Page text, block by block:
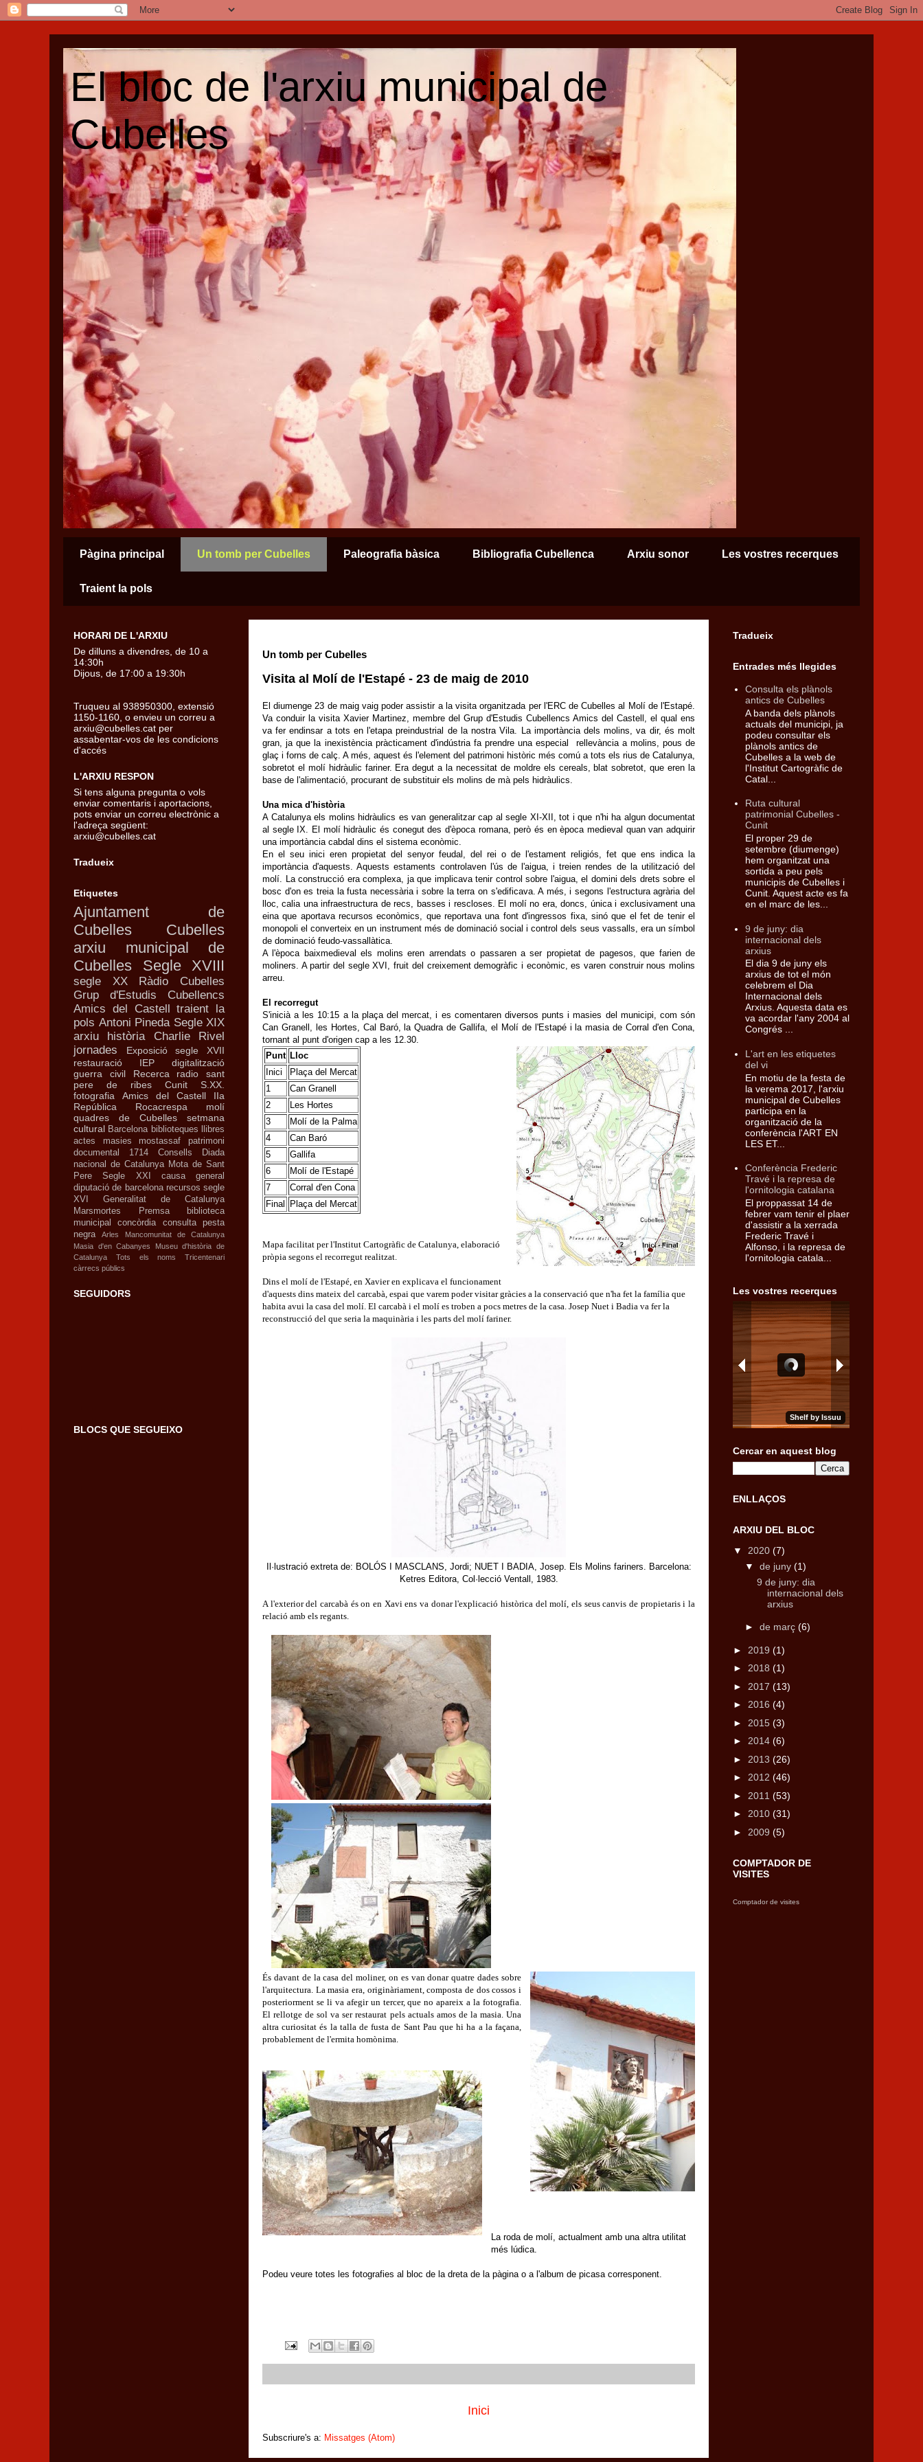
El bloc de l'arxiu municipal de
Cubelles
Pàgina principal Un tomb per Cubelles Paleografia bàsica Bibliografia Cubellenca Arxiu sonor Les vostres recerques
Traient la pols
Un tomb per Cubelles
Visita al Molí de l'Estapé - 23 de maig de 2010
El diumenge 23 de maig vaig poder assistir a la visita organitzada per l'ERC de Cubelles al Molí de l'Estapé.
Va conduir la visita Xavier Martinez, membre del Grup d'Estudis Cubellencs Amics del Castell, el qual ens
va fer endinsar a tots en l'etapa preindustrial de la nostra Vila. La importància dels molins, va dir, és molt
gran, ja que la inexistència pràcticament d'indústria fa prendre una especial rellevància a molins, pous de
glaç i forns de calç. A més, aquest és l'element del patrimoni històric més comú a tots els rius de Catalunya,
sobretot el molí hidràulic fariner. Era degut a la necessitat de moldre els cereals, blat sobretot, que eren la
base de l'alimentació, procurant de substituir els molins de mà pels hidràulics.
Una mica d'història
A Catalunya els molins hidràulics es van generalitzar cap al segle XI-XII, tot i que n'hi ha algun documentat
al segle IX. El molí hidràulic és conegut des d'època romana, però és en època medieval quan van adquirir
una importància cabdal dins el sistema econòmic.
En el seu inici eren propietat del senyor feudal, del rei o de l'estament religiós, fet que ens indica la
importància d'aquests. Aquests estaments controlaven l'ús de l'aigua, i treien rendes de la utilització del
molí. La construcció era complexa, ja que implicava tenir control sobre l'aigua, el domini dels drets sobre el
bosc d'on es treia la fusta necessària i sobre la terra on s'edificava. A més, i segons l'estructura agrària del
lloc, calia una infraestructura de recs, basses i rescloses. El molí no era, doncs, única i exclusivament una
eina que aportava recursos econòmics, que reportava una font d'ingressos fixa, sinó que el fet de tenir el
monopoli el converteix en un instrument més de dominació social i control dels seus vassalls, era un símbol
de dominació feudo-vassallàtica.
A l'època baixmedieval els molins eren arrendats o passaren a ser propietat de pagesos, que farien de
moliners. A partir del segle XVI, fruit del creixement demogràfic i econòmic, es varen construir nous molins
arreu.
El recorregut
S'inicià a les 10:15 a la plaça del mercat, i es comentaren diversos punts i masies del municipi, com són
Can Granell, les Hortes, Cal Baró, la Quadra de Gallifa, el Molí de l'Estapé i la masia de Corral d'en Cona,
tornant al punt d'origen cap a les 12.30.
Punt Lloc
Inici
Plaça del Mercat
1
Can Granell
2
Les Hortes
3
Molí de la Palma
4
Can Baró
5
Gallifa
6
Molí de l'Estapé
7
Corral d'en Cona
Final
Plaça del Mercat
Mapa facilitat per l'Institut Cartogràfic de Catalunya, elaboració
pròpia segons el recorregut realitzat.
Dins el molí de l'Estapé, en Xavier en explicava el funcionament
d'aquests dins mateix del carcabà, espai que varem poder visitar gràcies a la conservació que n'ha fet la família que
habita avui la casa del molí. El carcabà i el molí es troben a pocs metres de la casa. Josep Nuet i Badia va fer la
reconstrucció del que seria la maquinària i les parts del molí fariner.
Il·lustració extreta de: BOLÓS I MASCLANS, Jordi; NUET I BADIA, Josep. Els Molins fariners. Barcelona:
Ketres Editora, Col·lecció Ventall, 1983.
A l'exterior del carcabà és on en Xavi ens va donar l'explicació històrica del molí, els seus canvis de propietaris i la
relació amb els regants.
És davant de la casa del moliner, on es van donar quatre dades sobre
l'arquitectura. La masia era, originàriament, composta de dos cossos i
posteriorment se li va afegir un tercer, que no apareix a la fotografia.
El rellotge de sol va ser restaurat pels actuals amos de la masia. Una
altra curiositat és la talla de fusta de Sant Pau que hi ha a la façana,
probablement de l'ermita homònima.
La roda de molí, actualment amb una altra utilitat
més lúdica.
Podeu veure totes les fotografies al bloc de la dreta de la pàgina o a l'album de picasa corresponent.
Inici
Subscriure's a: Missatges (Atom)
HORARI DE L'ARXIU
De dilluns a divendres, de 10 a
14:30h
Dijous, de 17:00 a 19:30h
Truqueu al 938950300, extensió
1150-1160, o envieu un correu a
arxiu@cubelles.cat per
assabentar-vos de les condicions
d'accés
L'ARXIU RESPON
Si tens alguna pregunta o vols
enviar comentaris i aportacions,
pots enviar un correu electrònic a
l'adreça següent:
arxiu@cubelles.cat
Tradueix
Etiquetes
Ajuntament de
Cubelles
Cubelles
arxiu municipal de
Cubelles
Segle XVIII
segle XX
Ràdio Cubelles
Grup d'Estudis Cubellencs
Amics del Castell traient la
pols Antoni Pineda Segle XIX
arxiu
història
Charlie Rivel
jornades
Exposició
segle XVII
restauració
IEP
digitalització
guerra civil
Recerca radio
sant
pere de ribes
Cunit
S.XX.
fotografia
Amics del Castell
IIa
República
Rocacrespa
molí
quadres de Cubelles
setmana
cultural Barcelona biblioteques
llibres
actes
masies mostassaf
patrimoni
documental
1714 Consells
Diada
nacional de Catalunya Mota de Sant
Pere
Segle XXI
causa general
diputació de barcelona recursos segle
XVI
Generalitat de Catalunya
Marsmortes
Premsa
biblioteca
municipal
concòrdia consulta
pesta
negra
Arles
Mancomunitat de Catalunya
Masia d'en Cabanyes
Museu d'història de
Catalunya
Tots els noms
Tricentenari
càrrecs públics
SEGUIDORS
BLOCS QUE SEGUEIXO
Tradueix
Entrades més llegides
Consulta els plànols
antics de Cubelles
A banda dels plànols
actuals del municipi, ja
podeu consultar els
plànols antics de
Cubelles a la web de
l'Institut Cartogràfic de
Catal...
Ruta cultural
patrimonial Cubelles -
Cunit
El proper 29 de
setembre (diumenge)
hem organitzat una
sortida a peu pels
municipis de Cubelles i
Cunit. Aquest acte es fa
en el marc de les...
9 de juny: dia
internacional dels
arxius
El dia 9 de juny els
arxius de tot el món
celebrem el Dia
Internacional dels
Arxius. Aquesta data es
va acordar l'any 2004 al
Congrés ...
L'art en les etiquetes
del vi
En motiu de la festa de
la verema 2017, l'arxiu
municipal de Cubelles
participa en la
organització de la
conferència l'ART EN
LES ET...
Conferència Frederic
Travé i la represa de
l'ornitologia catalana
El proppassat 14 de
febrer vam tenir el plaer
d'assistir a la xerrada
Frederic Travé i
Alfonso, i la represa de
l'ornitologia catala...
Les vostres recerques
Cercar en aquest blog
ENLLAÇOS
ARXIU DEL BLOC
▼ 2020 (7)
▼ de juny (1)
9 de juny: dia
internacional dels
arxius
► de març (6)
► 2019 (1)
► 2018 (1)
► 2017 (13)
► 2016 (4)
► 2015 (3)
► 2014 (6)
► 2013 (26)
► 2012 (46)
► 2011 (53)
► 2010 (31)
► 2009 (5)
COMPTADOR DE
VISITES
Comptador de visites